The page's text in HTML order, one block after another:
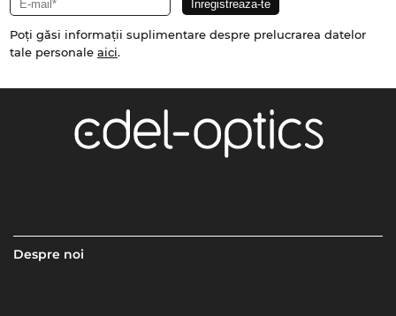
Poți găsi informații suplimentare despre prelucrarea datelor
tale personale aici.
Despre noi